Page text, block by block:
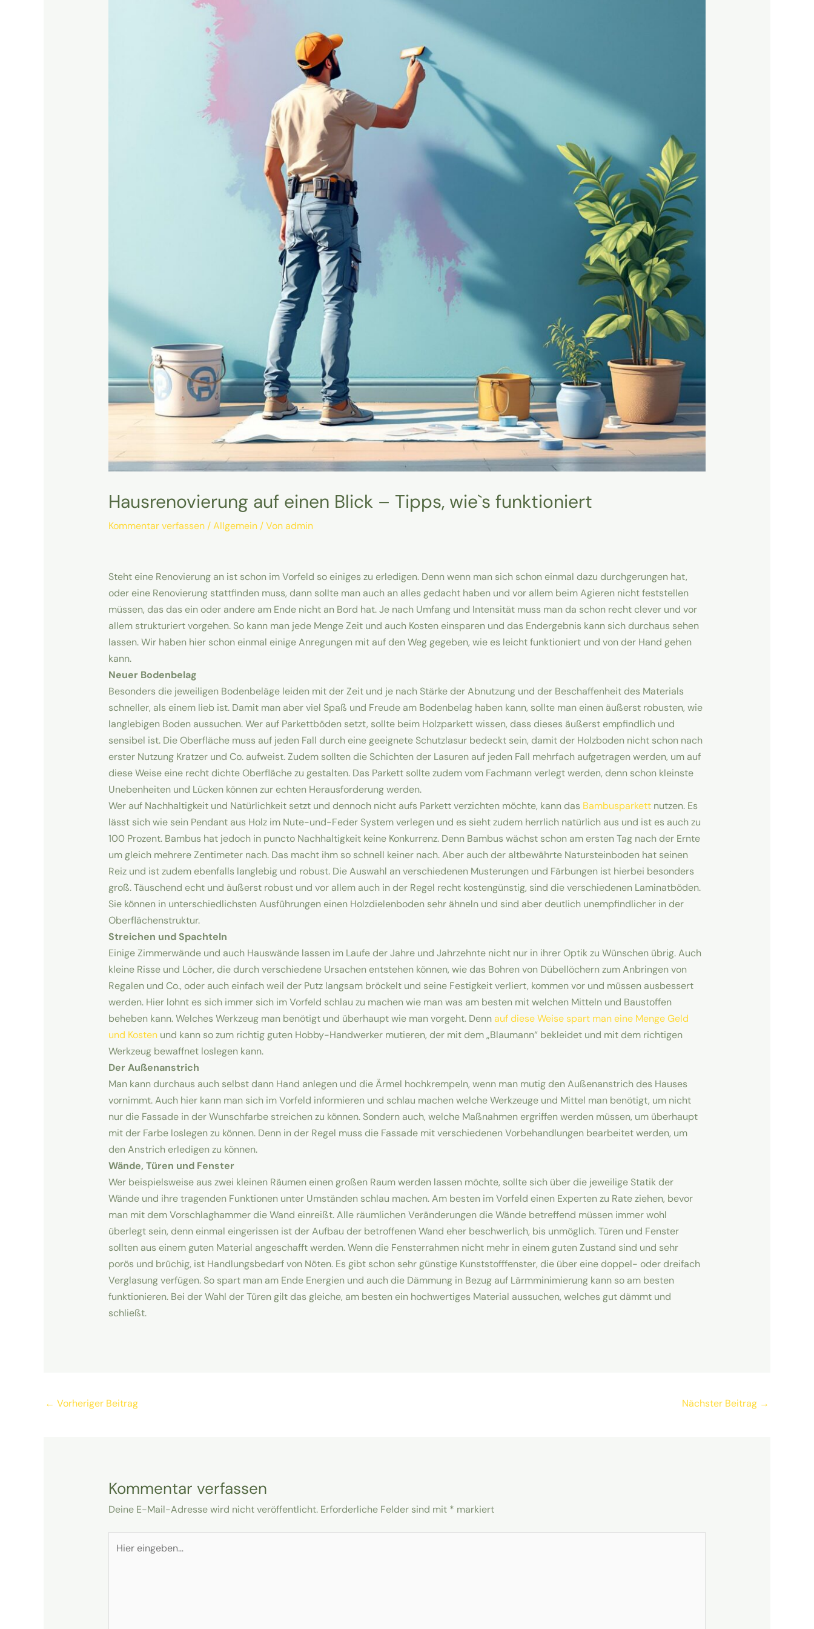
Hausrenovierung auf einen Blick – Tipps, wie`s funktioniert
Kommentar verfassen /Allgemein/ Vonadmin
Steht eine Renovierung an ist schon im Vorfeld so einiges zu erledigen. Denn wenn man sich schon einmal dazu durchgerungen hat,
oder eine Renovierung stattfinden muss, dann sollte man auch an alles gedacht haben und vor allem beim Agieren nicht feststellen
müssen, das das ein oder andere am Ende nicht an Bord hat. Je nach Umfang und Intensität muss man da schon recht clever und vor
allem strukturiert vorgehen. So kann man jede Menge Zeit und auch Kosten einsparen und das Endergebnis kann sich durchaus sehen
lassen. Wir haben hier schon einmal einige Anregungen mit auf den Weg gegeben, wie es leicht funktioniert und von der Hand gehen
kann.
Neuer Bodenbelag
Besonders die jeweiligen Bodenbeläge leiden mit der Zeit und je nach Stärke der Abnutzung und der Beschaffenheit des Materials
schneller, als einem lieb ist. Damit man aber viel Spaß und Freude am Bodenbelag haben kann, sollte man einen äußerst robusten, wie
langlebigen Boden aussuchen. Wer auf Parkettböden setzt, sollte beim Holzparkett wissen, dass dieses äußerst empfindlich und
sensibel ist. Die Oberfläche muss auf jeden Fall durch eine geeignete Schutzlasur bedeckt sein, damit der Holzboden nicht schon nach
erster Nutzung Kratzer und Co. aufweist. Zudem sollten die Schichten der Lasuren auf jeden Fall mehrfach aufgetragen werden, um auf
diese Weise eine recht dichte Oberfläche zu gestalten. Das Parkett sollte zudem vom Fachmann verlegt werden, denn schon kleinste
Unebenheiten und Lücken können zur echten Herausforderung werden.
Wer auf Nachhaltigkeit und Natürlichkeit setzt und dennoch nicht aufs Parkett verzichten möchte, kann das Bambusparkettnutzen. Es
lässt sich wie sein Pendant aus Holz im Nute-und-Feder System verlegen und es sieht zudem herrlich natürlich aus und ist es auch zu
100 Prozent. Bambus hat jedoch in puncto Nachhaltigkeit keine Konkurrenz. Denn Bambus wächst schon am ersten Tag nach der Ernte
um gleich mehrere Zentimeter nach. Das macht ihm so schnell keiner nach. Aber auch der altbewährte Natursteinboden hat seinen
Reiz und ist zudem ebenfalls langlebig und robust. Die Auswahl an verschiedenen Musterungen und Färbungen ist hierbei besonders
groß. Täuschend echt und äußerst robust und vor allem auch in der Regel recht kostengünstig, sind die verschiedenen Laminatböden.
Sie können in unterschiedlichsten Ausführungen einen Holzdielenboden sehr ähneln und sind aber deutlich unempfindlicher in der
Oberflächenstruktur.
Streichen und Spachteln
Einige Zimmerwände und auch Hauswände lassen im Laufe der Jahre und Jahrzehnte nicht nur in ihrer Optik zu Wünschen übrig. Auch
kleine Risse und Löcher, die durch verschiedene Ursachen entstehen können, wie das Bohren von Dübellöchern zum Anbringen von
Regalen und Co., oder auch einfach weil der Putz langsam bröckelt und seine Festigkeit verliert, kommen vor und müssen ausbessert
werden. Hier lohnt es sich immer sich im Vorfeld schlau zu machen wie man was am besten mit welchen Mitteln und Baustoffen
beheben kann. Welches Werkzeug man benötigt und überhaupt wie man vorgeht. Dennauf diese Weise spart man eine Menge Geld
und Kostenund kann so zum richtig guten Hobby-Handwerker mutieren, der mit dem „Blaumann“ bekleidet und mit dem richtigen
Werkzeug bewaffnet loslegen kann.
Der Außenanstrich
Man kann durchaus auch selbst dann Hand anlegen und die Ärmel hochkrempeln, wenn man mutig den Außenanstrich des Hauses
vornimmt. Auch hier kann man sich im Vorfeld informieren und schlau machen welche Werkzeuge und Mittel man benötigt, um nicht
nur die Fassade in der Wunschfarbe streichen zu können. Sondern auch, welche Maßnahmen ergriffen werden müssen, um überhaupt
mit der Farbe loslegen zu können. Denn in der Regel muss die Fassade mit verschiedenen Vorbehandlungen bearbeitet werden, um
den Anstrich erledigen zu können.
Wände, Türen und Fenster
Wer beispielsweise aus zwei kleinen Räumen einen großen Raum werden lassen möchte, sollte sich über die jeweilige Statik der
Wände und ihre tragenden Funktionen unter Umständen schlau machen. Am besten im Vorfeld einen Experten zu Rate ziehen, bevor
man mit dem Vorschlaghammer die Wand einreißt. Alle räumlichen Veränderungen die Wände betreffend müssen immer wohl
überlegt sein, denn einmal eingerissen ist der Aufbau der betroffenen Wand eher beschwerlich, bis unmöglich. Türen und Fenster
sollten aus einem guten Material angeschafft werden. Wenn die Fensterrahmen nicht mehr in einem guten Zustand sind und sehr
porös und brüchig, ist Handlungsbedarf von Nöten. Es gibt schon sehr günstige Kunststofffenster, die über eine doppel- oder dreifach
Verglasung verfügen. So spart man am Ende Energien und auch die Dämmung in Bezug auf Lärmminimierung kann so am besten
funktionieren. Bei der Wahl der Türen gilt das gleiche, am besten ein hochwertiges Material aussuchen, welches gut dämmt und
schließt.
← Vorheriger Beitrag Nächster Beitrag →
Kommentar verfassen
Deine E-Mail-Adresse wird nicht veröffentlicht. Erforderliche Felder sind mit * markiert
eingeben…